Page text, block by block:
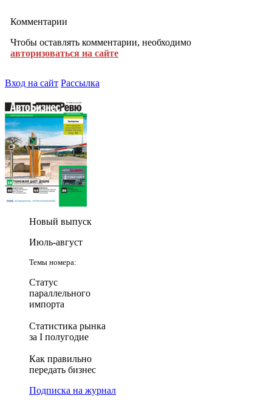
Комментарии
Чтобы оставлять комментарии, необходимо
авторизоваться на сайте
Вход на сайт Рассылка
Новый выпуск
Июль-август
Темы номера:
Статус
параллельного
импорта
Статистика рынка
за I полугодие
Как правильно
передать бизнес
Подписка на журнал